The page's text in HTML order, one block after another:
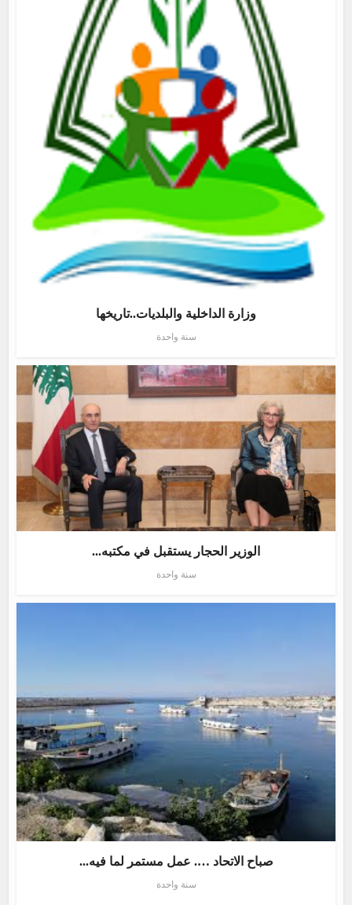
وزارة الداخلية والبلديات..تاريخها
سنة واحدة
الوزير الحجار يستقبل في مكتبه...
سنة واحدة
صباح الاتحاد …. عمل مستمر لما فيه...
سنة واحدة